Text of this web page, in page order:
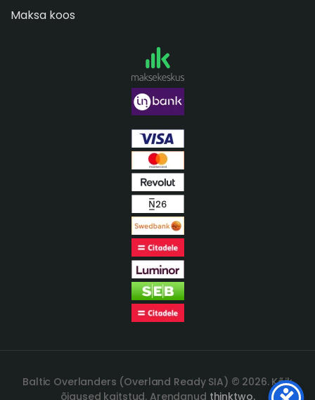
Maksa koos
Baltic Overlanders (Overland Ready SIA) © 2026. Kõik
õigused kaitstud. Arendanud thinktwo.